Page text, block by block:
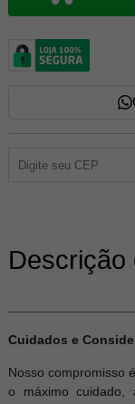
Descrição
Cuidados e
Nosso compromisso
o máximo cuidado,